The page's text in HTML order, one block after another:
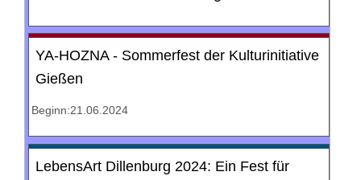
YA-HOZNA - Sommerfest der Kulturinitiative
Gießen
Beginn:21.06.2024
LebensArt Dillenburg 2024: Ein Fest für